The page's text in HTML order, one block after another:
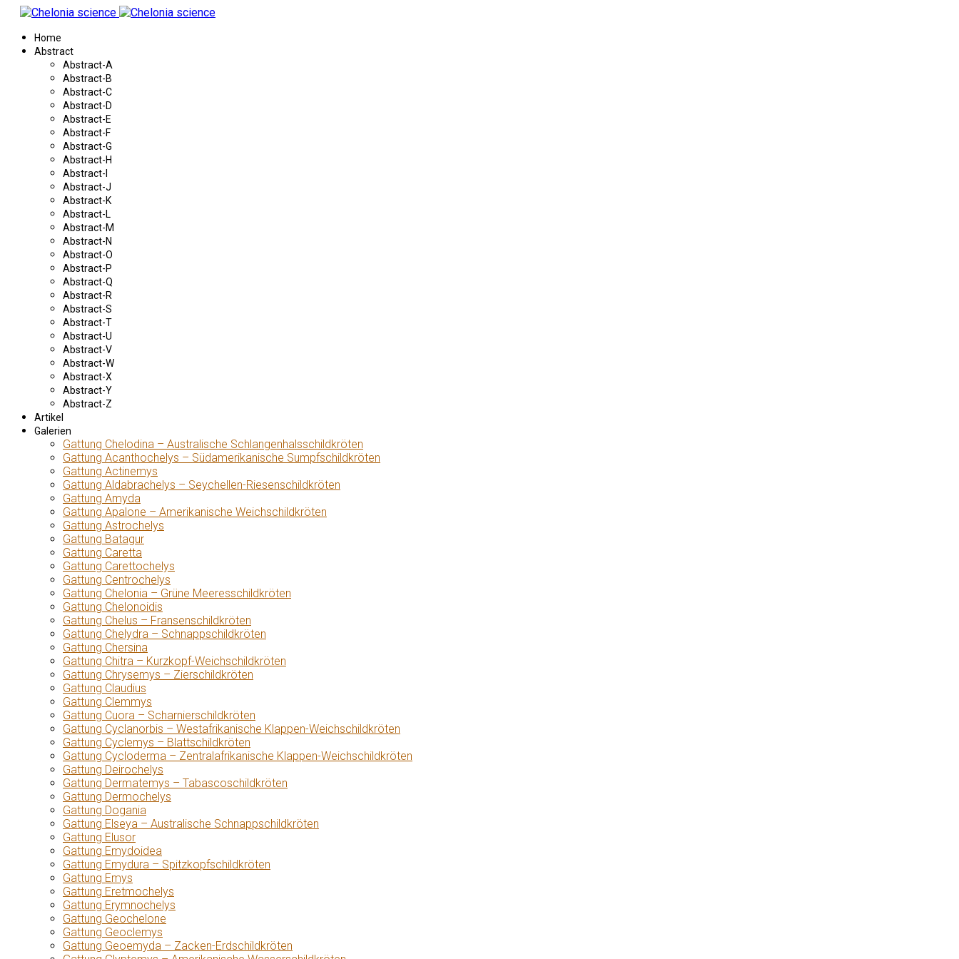
Home
Abstract
Abstract-A
Abstract-B
Abstract-C
Abstract-D
Abstract-E
Abstract-F
Abstract-G
Abstract-H
Abstract-I
Abstract-J
Abstract-K
Abstract-L
Abstract-M
Abstract-N
Abstract-O
Abstract-P
Abstract-Q
Abstract-R
Abstract-S
Abstract-T
Abstract-U
Abstract-V
Abstract-W
Abstract-X
Abstract-Y
Abstract-Z
Artikel
Galerien
Gattung Chelodina – Australische Schlangenhalsschildkröten
Gattung Acanthochelys – Südamerikanische Sumpfschildkröten
Gattung Actinemys
Gattung Aldabrachelys – Seychellen-Riesenschildkröten
Gattung Amyda
Gattung Apalone – Amerikanische Weichschildkröten
Gattung Astrochelys
Gattung Batagur
Gattung Caretta
Gattung Carettochelys
Gattung Centrochelys
Gattung Chelonia – Grüne Meeresschildkröten
Gattung Chelonoidis
Gattung Chelus – Fransenschildkröten
Gattung Chelydra – Schnappschildkröten
Gattung Chersina
Gattung Chitra – Kurzkopf-Weichschildkröten
Gattung Chrysemys – Zierschildkröten
Gattung Claudius
Gattung Clemmys
Gattung Cuora – Scharnierschildkröten
Gattung Cyclanorbis – Westafrikanische Klappen-Weichschildkröten
Gattung Cyclemys – Blattschildkröten
Gattung Cycloderma – Zentralafrikanische Klappen-Weichschildkröten
Gattung Deirochelys
Gattung Dermatemys – Tabascoschildkröten
Gattung Dermochelys
Gattung Dogania
Gattung Elseya – Australische Schnappschildkröten
Gattung Elusor
Gattung Emydoidea
Gattung Emydura – Spitzkopfschildkröten
Gattung Emys
Gattung Eretmochelys
Gattung Erymnochelys
Gattung Geochelone
Gattung Geoclemys
Gattung Geoemyda – Zacken-Erdschildkröten